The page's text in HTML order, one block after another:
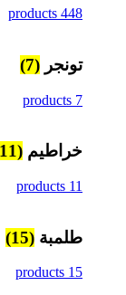
448 products
تونجر (7)
7 products
خراطيم (11)
11 products
طلمبة (15)
15 products